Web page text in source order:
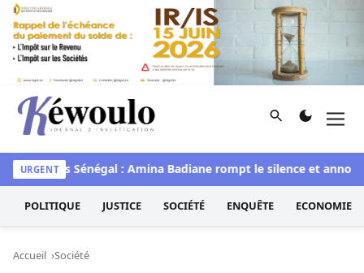
Aller au contenu
Kéwoulo, le premier site d'information et d'investigation
Rechercher
URGENT
Miss Sénégal : Amina Badiane rompt le silence et
POLITIQUE JUSTICE SOCIÉTÉ ENQUÊTE ECONOMIE
Accueil Société